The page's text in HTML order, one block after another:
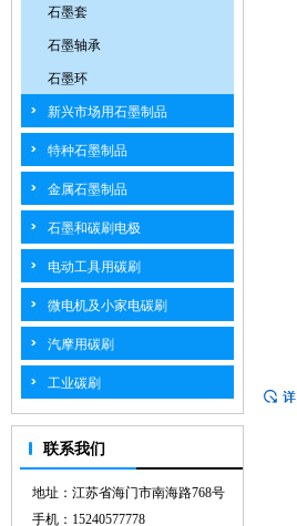
石墨套
石墨轴承
石墨环
新兴市场用石墨制品
特种石墨制品
金属石墨制品
石墨和碳刷电极
电动工具用碳刷
微电机及小家电碳刷
汽摩用碳刷
工业碳刷
联系我们
地址：江苏省海门市南海路768号
手机：15240577778